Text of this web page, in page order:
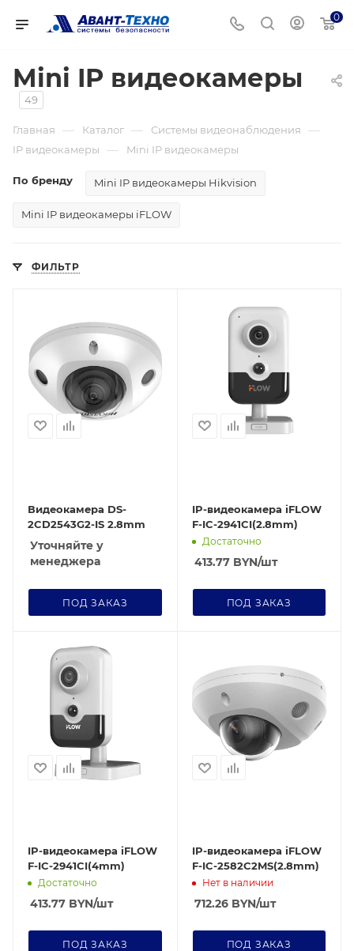
0
Mini IP видеокамеры
49
Главная — Каталог — Системы видеонаблюдения —
IP видеокамеры — Mini IP видеокамеры
По бренду Mini IP видеокамеры Hikvision
Mini IP видеокамеры iFLOW
ФИЛЬТР
Видеокамера DS-
2CD2543G2-IS 2.8mm
Уточняйте у
менеджера
ПОД ЗАКАЗ
IP-видеокамера iFLOW
F-IC-2941CI(2.8mm)
Достаточно
413.77BYN/шт
ПОД ЗАКАЗ
IP-видеокамера iFLOW
F-IC-2941CI(4mm)
Достаточно
413.77 BYN/шт
ПОД ЗАКАЗ
IP-видеокамера iFLOW
F-IC-2582C2MS(2.8mm)
Нет в наличии
712.26BYN/шт
ПОД ЗАКАЗ